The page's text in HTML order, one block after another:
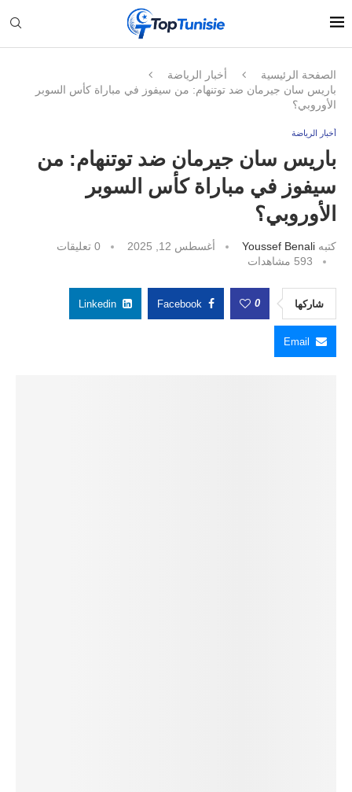
الصفحة الرئيسية
أخبار الرياضة
باريس سان جيرمان ضد توتنهام: من سيفوز في مباراة كأس السوبر
الأوروبي؟
أخبار الرياضة
باريس سان جيرمان ضد توتنهام: من
سيفوز في مباراة كأس السوبر
الأوروبي؟
كتبه Youssef Benali أغسطس 12, 2025
0 تعليقات
593 مشاهدات
شاركها 0
Facebook
Linkedin
Email